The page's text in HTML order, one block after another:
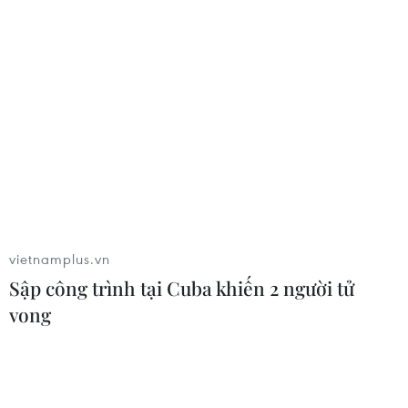
vietnamplus.vn
Sập công trình tại Cuba khiến 2 người tử
vong